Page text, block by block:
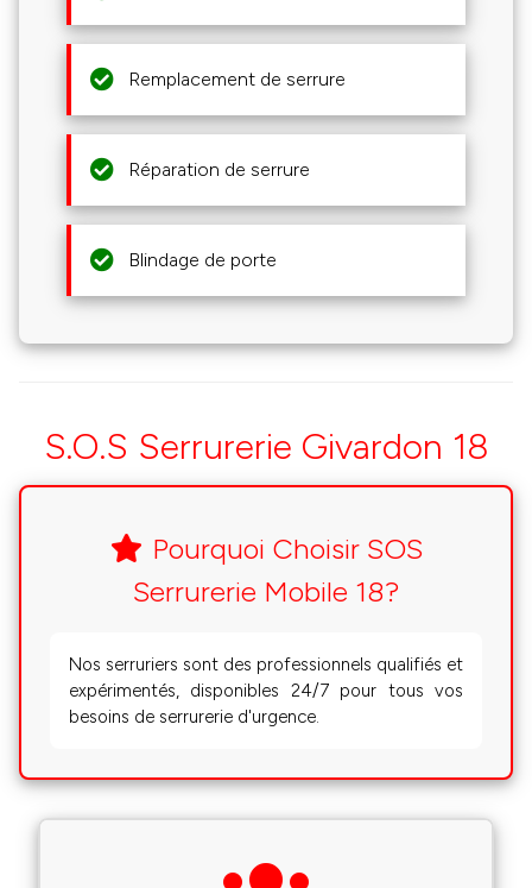
Remplacement de serrure
Réparation de serrure
Blindage de porte
S.O.S Serrurerie Givardon 18
Pourquoi Choisir SOS
Serrurerie Mobile 18?
Nos serruriers sont des professionnels qualifiés et
expérimentés, disponibles 24/7 pour tous vos
besoins de serrurerie d'urgence.